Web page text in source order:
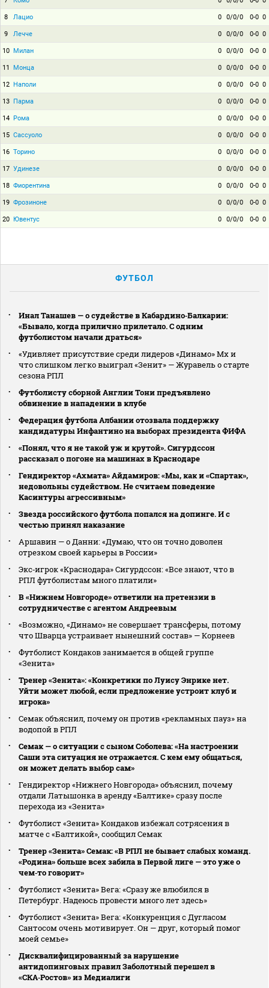
8 Лацио 0 0/0/0 0-0 0
9 Лечче 0 0/0/0 0-0 0
10 Милан 0 0/0/0 0-0 0
11 Монца 0 0/0/0 0-0 0
12 Наполи 0 0/0/0 0-0 0
13 Парма 0 0/0/0 0-0 0
14 Рома 0 0/0/0 0-0 0
15 Сассуоло 0 0/0/0 0-0 0
16 Торино 0 0/0/0 0-0 0
17 Удинезе 0 0/0/0 0-0 0
18 Фиорентина 0 0/0/0 0-0 0
19 Фрозиноне 0 0/0/0 0-0 0
20 Ювентус 0 0/0/0 0-0 0
ФУТБОЛ
Инал Танашев — о судействе в Кабардино‑Балкарии:
«Бывало, когда прилично прилетало. С одним
футболистом начали драться»
«Удивляет присутствие среди лидеров «Динамо» Мх и
что слишком легко выиграл «Зенит» — Журавель о старте
сезона РПЛ
Футболисту сборной Англии Тони предъявлено
обвинение в нападении в клубе
Федерация футбола Албании отозвала поддержку
кандидатуры Инфантино на выборах президента ФИФА
«Понял, что я не такой уж и крутой». Сигурдссон
рассказал о погоне на машинах в Краснодаре
Гендиректор «Ахмата» Айдамиров: «Мы, как и «Спартак»,
недовольны судейством. Не считаем поведение
Касинтуры агрессивным»
Звезда российского футбола попался на допинге. И с
честью принял наказание
Аршавин — о Данни: «Думаю, что он точно доволен
отрезком своей карьеры в России»
Экс‑игрок «Краснодара» Сигурдссон: «Все знают, что в
РПЛ футболистам много платили»
В «Нижнем Новгороде» ответили на претензии в
сотрудничестве с агентом Андреевым
«Возможно, «Динамо» не совершает трансферы, потому
что Шварца устраивает нынешний состав» — Корнеев
Футболист Кондаков занимается в общей группе
«Зенита»
Тренер «Зенита»: «Конкретики по Луису Энрике нет.
Уйти может любой, если предложение устроит клуб и
игрока»
Семак объяснил, почему он против «рекламных пауз» на
водопой в РПЛ
Семак — о ситуации с сыном Соболева: «На настроении
Саши эта ситуация не отражается. С кем ему общаться,
он может делать выбор сам»
Гендиректор «Нижнего Новгорода» объяснил, почему
отдали Латышонка в аренду «Балтике» сразу после
перехода из «Зенита»
Футболист «Зенита» Кондаков избежал сотрясения в
матче с «Балтикой», сообщил Семак
Тренер «Зенита» Семак: «В РПЛ не бывает слабых команд.
«Родина» больше всех забила в Первой лиге — это уже о
чем‑то говорит»
Футболист «Зенита» Вега: «Сразу же влюбился в
Петербург. Надеюсь провести много лет здесь»
Футболист «Зенита» Вега: «Конкуренция с Дугласом
Сантосом очень мотивирует. Он — друг, который помог
моей семье»
Дисквалифицированный за нарушение
антидопинговых правил Заболотный перешел в
«СКА‑Ростов» из Медиалиги